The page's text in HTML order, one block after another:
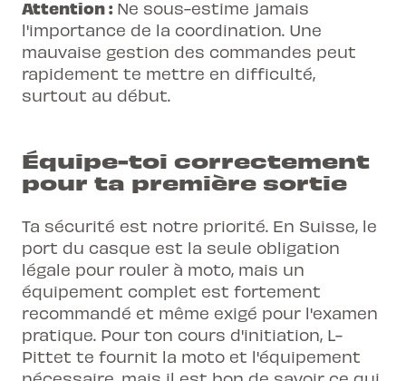
Attention : Ne sous-estime jamais
l'importance de la coordination. Une
mauvaise gestion des commandes peut
rapidement te mettre en difficulté,
surtout au début.
Équipe-toi correctement
pour ta première sortie
Ta sécurité est notre priorité. En Suisse, le
port du casque est la seule obligation
légale pour rouler à moto, mais un
équipement complet est fortement
recommandé et même exigé pour l'examen
pratique. Pour ton cours d'initiation, L-
Pittet te fournit la moto et l'équipement